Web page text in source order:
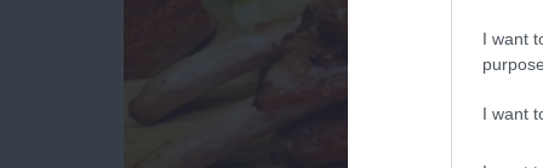
I want
I want